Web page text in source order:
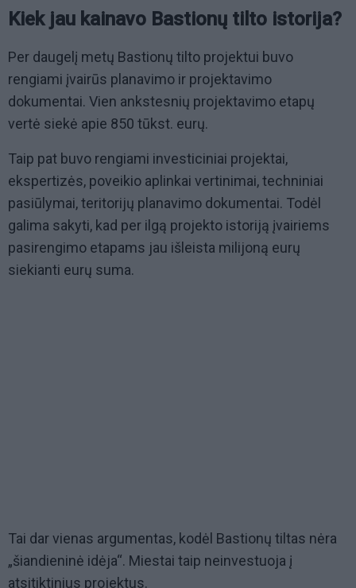
Kiek jau kainavo Bastionų tilto istorija?
Per daugelį metų Bastionų tilto projektui buvo
rengiami įvairūs planavimo ir projektavimo
dokumentai. Vien ankstesnių projektavimo etapų
vertė siekė apie 850 tūkst. eurų.
Taip pat buvo rengiami investiciniai projektai,
ekspertizės, poveikio aplinkai vertinimai, techniniai
pasiūlymai, teritorijų planavimo dokumentai. Todėl
galima sakyti, kad per ilgą projekto istoriją įvairiems
pasirengimo etapams jau išleista milijoną eurų
siekianti eurų suma.
Tai dar vienas argumentas, kodėl Bastionų tiltas nėra
„šiandieninė idėja“. Miestai taip neinvestuoja į
atsitiktinius projektus.